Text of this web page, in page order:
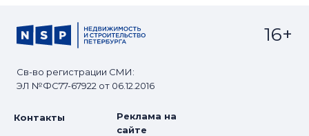
Св-во регистрации СМИ:
ЭЛ №ФС77-67922 от 06.12.2016
16+
Контакты
Реклама на
сайте